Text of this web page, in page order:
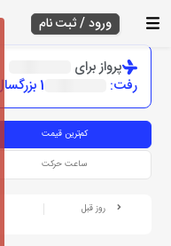
ورود / ثبت نام
پرواز برای
رفت:
1 بزرگسال
کم‌ترین قیمت
ساعت حرکت
روز قبل